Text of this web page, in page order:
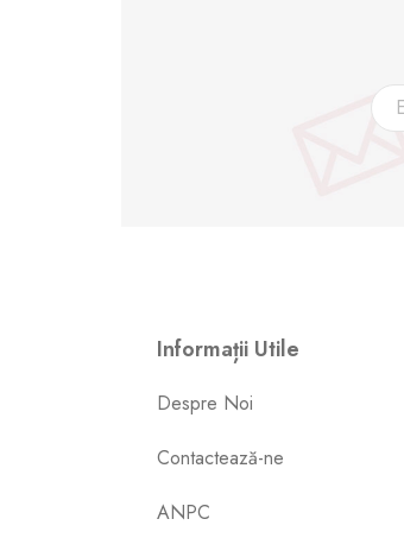
Informații Utile
Despre Noi
Contactează-ne
ANPC